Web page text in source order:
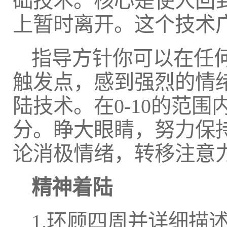
上暂时离开。这个技术
指导方针你可以在任
触发点，感到强烈的情
陆技术。在0-10的范围
分。睁大眼睛，努力保
论消极情绪，转移注意
精神着陆
1.环顾四周并详细描